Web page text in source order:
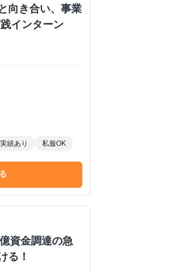
向き合い、事業
インターン
績あり 私服OK
資金調達の急
る！